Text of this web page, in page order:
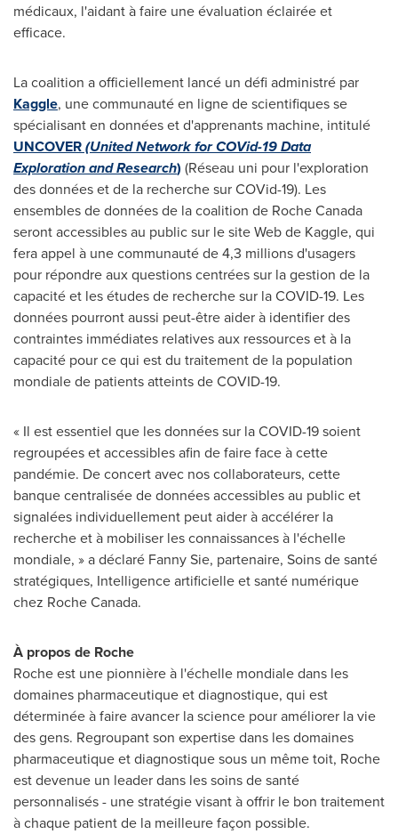
médicaux, l'aidant à faire une évaluation éclairée et
efficace.
La coalition a officiellement lancé un défi administré par
Kaggle, une communauté en ligne de scientifiques se
spécialisant en données et d'apprenants machine, intitulé
UNCOVER(United Network for COVid-19 Data
Exploration and Research) (Réseau uni pour l'exploration
des données et de la recherche sur COVid-19). Les
ensembles de données de la coalition de Roche Canada
seront accessibles au public sur le site Web de Kaggle, qui
fera appel à une communauté de 4,3 millions d'usagers
pour répondre aux questions centrées sur la gestion de la
capacité et les études de recherche sur la COVID-19. Les
données pourront aussi peut-être aider à identifier des
contraintes immédiates relatives aux ressources et à la
capacité pour ce qui est du traitement de la population
mondiale de patients atteints de COVID-19.
« Il est essentiel que les données sur la COVID-19 soient
regroupées et accessibles afin de faire face à cette
pandémie. De concert avec nos collaborateurs, cette
banque centralisée de données accessibles au public et
signalées individuellement peut aider à accélérer la
recherche et à mobiliser les connaissances à l'échelle
mondiale, » a déclaré Fanny Sie, partenaire, Soins de santé
stratégiques, Intelligence artificielle et santé numérique
chez Roche Canada.
À propos de Roche
Roche est une pionnière à l'échelle mondiale dans les
domaines pharmaceutique et diagnostique, qui est
déterminée à faire avancer la science pour améliorer la vie
des gens. Regroupant son expertise dans les domaines
pharmaceutique et diagnostique sous un même toit, Roche
est devenue un leader dans les soins de santé
personnalisés - une stratégie visant à offrir le bon traitement
à chaque patient de la meilleure façon possible.